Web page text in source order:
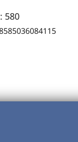
580